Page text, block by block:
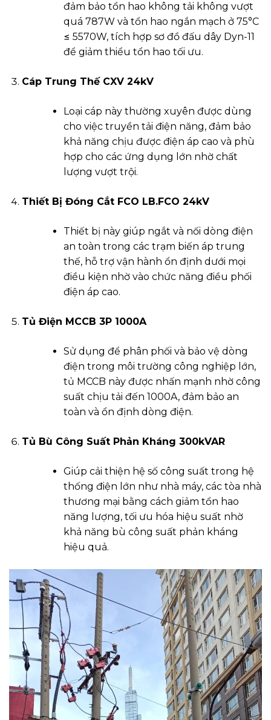
đảm bảo tổn hao không tải không vượt
quá 787W và tổn hao ngắn mạch ở 75°C
≤ 5570W, tích hợp sơ đồ đấu dây Dyn-11
để giảm thiểu tổn hao tối ưu.
Cáp Trung Thế CXV 24kV
Loại cáp này thường xuyên được dùng
cho việc truyền tải điện năng, đảm bảo
khả năng chịu được điện áp cao và phù
hợp cho các ứng dụng lớn nhờ chất
lượng vượt trội.
Thiết Bị Đóng Cắt FCO LB.FCO 24kV
Thiết bị này giúp ngắt và nối dòng điện
an toàn trong các trạm biến áp trung
thế, hỗ trợ vận hành ổn định dưới mọi
điều kiện nhờ vào chức năng điều phối
điện áp cao.
Tủ Điện MCCB 3P 1000A
Sử dụng để phân phối và bảo vệ dòng
điện trong môi trường công nghiệp lớn,
tủ MCCB này được nhấn mạnh nhờ công
suất chịu tải đến 1000A, đảm bảo an
toàn và ổn định dòng điện.
Tủ Bù Công Suất Phản Kháng 300kVAR
Giúp cải thiện hệ số công suất trong hệ
thống điện lớn như nhà máy, các tòa nhà
thương mại bằng cách giảm tổn hao
năng lượng, tối ưu hóa hiệu suất nhờ
khả năng bù công suất phản kháng
hiệu quả.